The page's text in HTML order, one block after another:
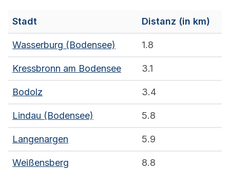
Stadt Distanz (in km)
Wasserburg (Bodensee) 1.8
Kressbronn am Bodensee 3.1
Bodolz 3.4
Lindau (Bodensee) 5.8
Langenargen 5.9
Weißensberg 8.8